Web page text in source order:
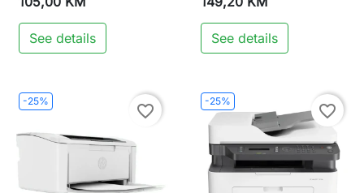
See details See details
-25%
favorite_border
-25%
favorite_border